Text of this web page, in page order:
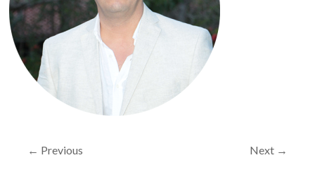
← Previous Next →